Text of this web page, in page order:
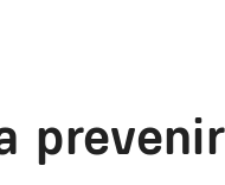
prevenir